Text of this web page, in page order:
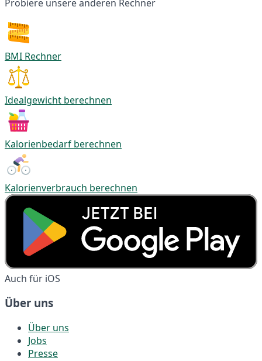
Probiere unsere anderen Rechner
BMI Rechner
Idealgewicht berechnen
Kalorienbedarf berechnen
Kalorienverbrauch berechnen
Auch für iOS
Über uns
Über uns
Jobs
Presse